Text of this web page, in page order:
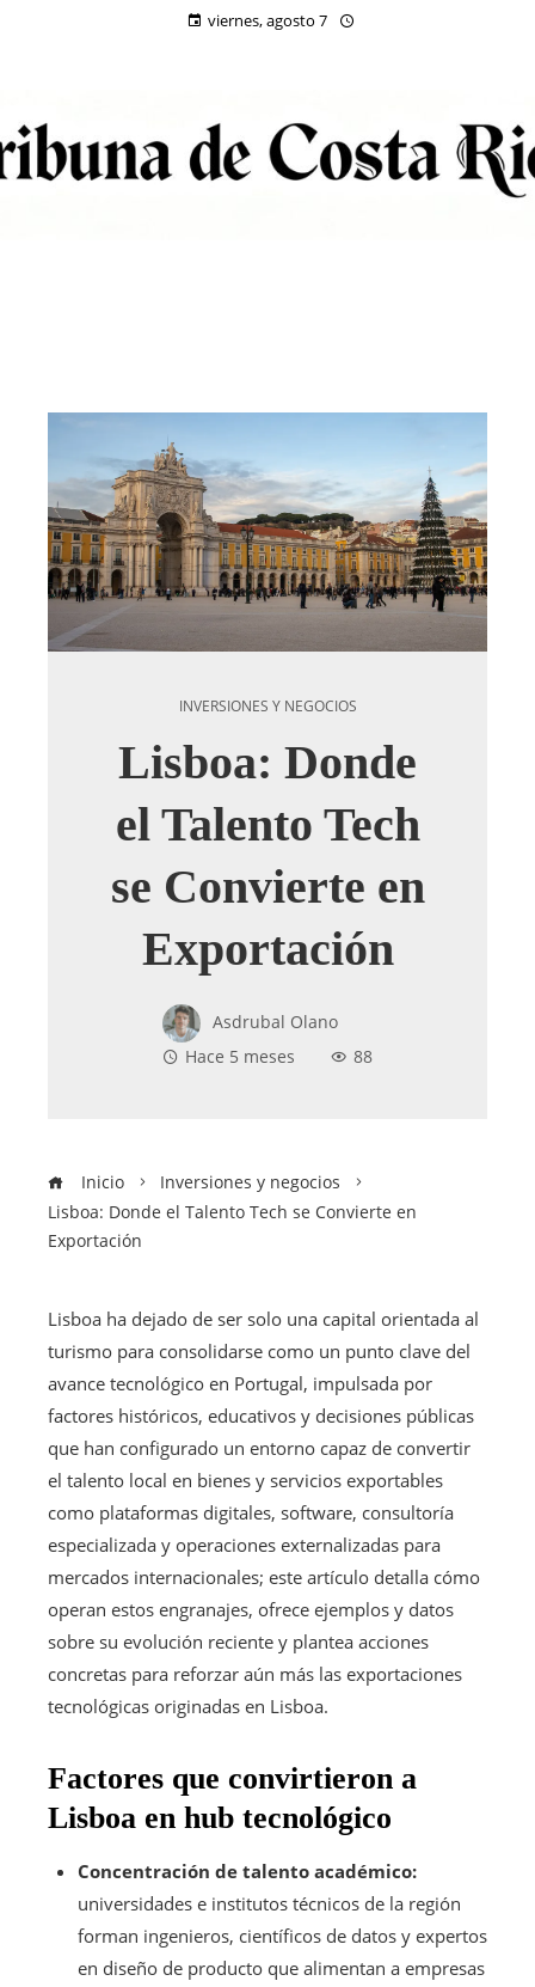
viernes, agosto 7
INVERSIONES Y NEGOCIOS
Lisboa: Donde
el Talento Tech
se Convierte en
Exportación
Asdrubal Olano
Hace 5 meses
88
Inicio
Inversiones y negocios
Lisboa: Donde el Talento Tech se Convierte en
Exportación
Lisboa ha dejado de ser solo una capital orientada al
turismo para consolidarse como un punto clave del
avance tecnológico en Portugal, impulsada por
factores históricos, educativos y decisiones públicas
que han configurado un entorno capaz de convertir
el talento local en bienes y servicios exportables
como plataformas digitales, software, consultoría
especializada y operaciones externalizadas para
mercados internacionales; este artículo detalla cómo
operan estos engranajes, ofrece ejemplos y datos
sobre su evolución reciente y plantea acciones
concretas para reforzar aún más las exportaciones
tecnológicas originadas en Lisboa.
Factores que convirtieron a
Lisboa en hub tecnológico
Concentración de talento académico:
universidades e institutos técnicos de la región
forman ingenieros, científicos de datos y expertos
en diseño de producto que alimentan a empresas